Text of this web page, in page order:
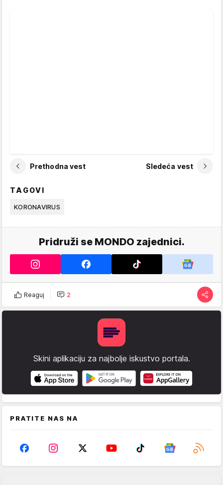
Prethodna vest Sledeća vest
TAGOVI
KORONAVIRUS
Pridruži se MONDO zajednici.
Reaguj 2
Skini aplikaciju za najbolje iskustvo portala.
PRATITE NAS NA